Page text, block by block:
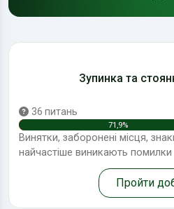
Зупинка та
36 питань
71,9%
Винятки, заборонені місця,
найчастіше виникають помилки
Пройти